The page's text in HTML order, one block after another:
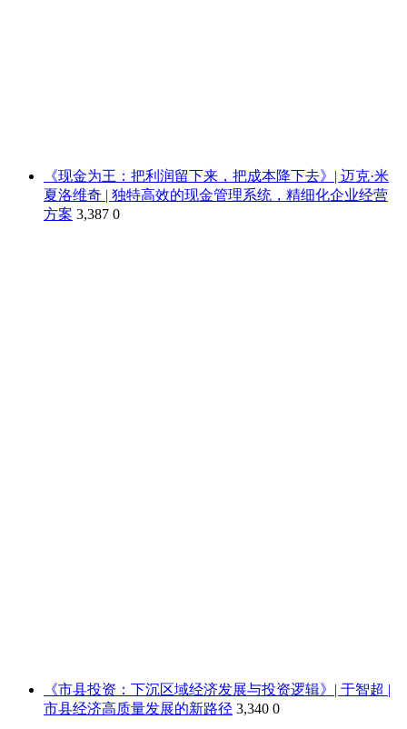
《现金为王：把利润留下来，把成本降下去》| 迈克·米
夏洛维奇 | 独特高效的现金管理系统，精细化企业经营
方案 3,387 0
《市县投资：下沉区域经济发展与投资逻辑》| 于智超 |
市县经济高质量发展的新路径 3,340 0